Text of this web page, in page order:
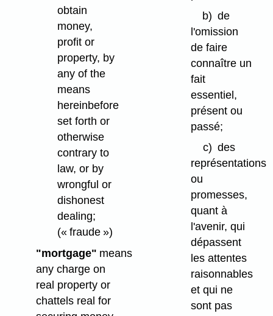
obtain
money,
profit or
property, by
any of the
means
hereinbefore
set forth or
otherwise
contrary to
law, or by
wrongful or
dishonest
dealing;
(« fraude »)
"mortgage" means
any charge on
real property or
chattels real for
b) de
l'omission
de faire
connaître un
fait
essentiel,
présent ou
passé;
c) des
représentations
ou
promesses,
quant à
l'avenir, qui
dépassent
les attentes
raisonnables
et qui ne
sont pas